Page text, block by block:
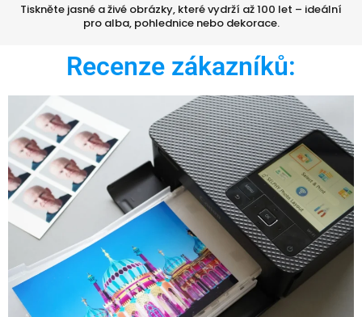
Tiskněte jasné a živé obrázky, které vydrží až 100 let – ideální
pro alba, pohlednice nebo dekorace.
Recenze zákazníků: